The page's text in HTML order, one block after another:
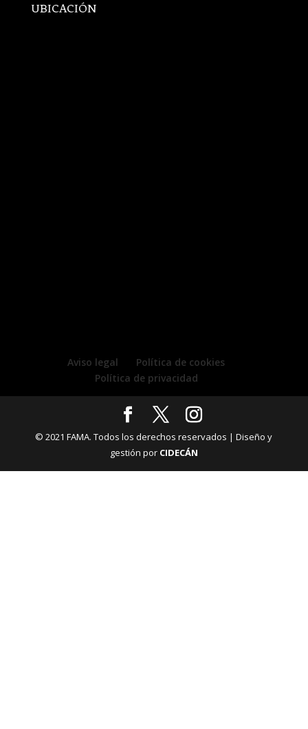
UBICACIÓN
Aviso legal
Política de cookies
Política de privacidad
© 2021 FAMA. Todos los derechos reservados | Diseño y
gestión por CIDECÁN